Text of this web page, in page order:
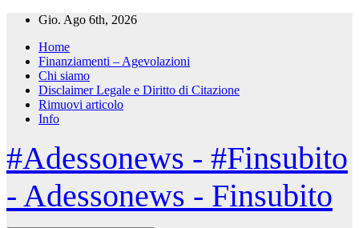
Salta
contenuto
Gio. Ago 6th, 2026
Home
Finanziamenti – Agevolazioni
Chi siamo
Disclaimer Legale e Diritto di Citazione
Rimuovi articolo
Info
#Adessonews - #Finsubito
- Adessonews - Finsubito